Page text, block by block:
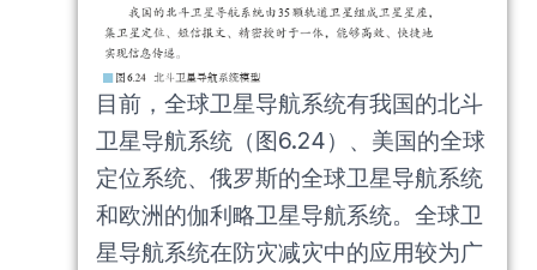
目前，全球卫星导航系统有我国的北斗
卫星导航系统（图6.24）、美国的全球
定位系统、俄罗斯的全球卫星导航系统
和欧洲的伽利略卫星导航系统。全球卫
星导航系统在防灾减灾中的应用较为广